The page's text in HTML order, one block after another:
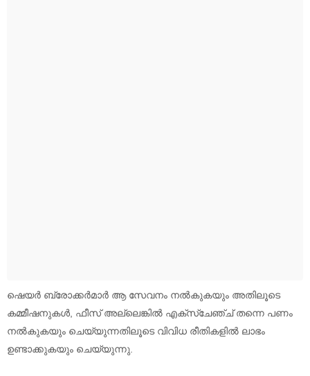
ഷെയർ ബ്രോക്കർമാർ ആ സേവനം നൽകുകയും അതിലൂടെ
കമ്മീഷനുകൾ, ഫീസ് അല്ലെങ്കിൽ എക്‌സ്‌ചേഞ്ച് തന്നെ പണം
നൽകുകയും ചെയ്യുന്നതിലൂടെ വിവിധ രീതികളിൽ ലാഭം
ഉണ്ടാക്കുകയും ചെയ്യുന്നു.